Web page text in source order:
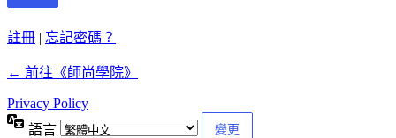
註冊 | 忘記密碼？
← 前往《師尚學院》
Privacy Policy
語言